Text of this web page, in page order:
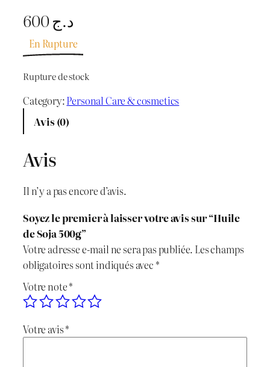
د.ج600
En Rupture
Rupture de stock
Category:Personal Care & cosmetics
Avis (0)
Avis
Il n’y a pas encore d’avis.
Soyez le premier à laisser votre avis sur “Huile
de Soja 500g”
Votre adresse e-mail ne sera pas publiée. Les champs
obligatoires sont indiqués avec *
Votre note*
Votre avis*